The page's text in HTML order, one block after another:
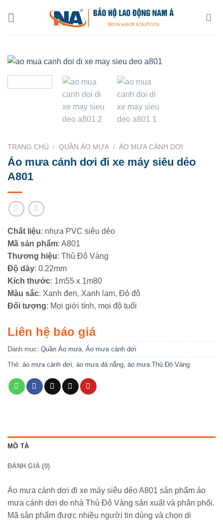
TRANG CHỦ / QUẦN ÁO MƯA / ÁO MƯA CÁNH DƠI
Áo mưa cánh dơi đi xe máy siêu dẻo
A801
Chất liệu: nhựa PVC siêu dẻo
Mã sản phẩm: A801
Thương hiệu: Thủ Đô Vàng
Độ dày: 0.22mm
Kích thước: 1m55 x 1m80
Màu sắc: Xanh đen, Xanh lam, Đỏ đô
Đối tượng: Mọi giới tính, mọi độ tuổi
Liên hệ báo giá
Danh mục: Quần Áo mưa Áo mưa cánh dơi
Thẻ: áo mưa cánh dơi áo mưa đà nẵng áo mưa Thủ Đô Vàng
MÔ TẢ
ĐÁNH GIÁ (0)
Áo mưa cánh dơi đi xe máy siêu dẻo A801 sản phẩm áo
mưa cánh dơi do nhà Thủ Đô Vàng sản xuất và phân phối.
Mã sản phẩm được nhiều người tin dùng và chọn di